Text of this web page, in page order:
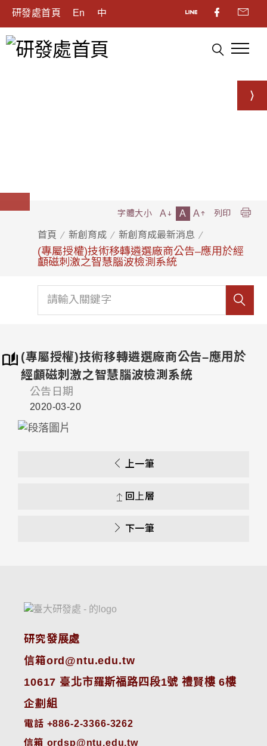
研發處首頁 En 中
首頁 新創育成 新創育成最新消息
(專屬授權)技術移轉遴選廠商公告–應用於經
顱磁刺激之智慧腦波檢測系統
字體大小 A A A 列印
(專屬授權)技術移轉遴選廠商公告–應用於
經顱磁刺激之智慧腦波檢測系統
公告日期
2020-03-20
上一筆
回上層
下一筆
研究發展處
信箱ord@ntu.edu.tw
10617 臺北市羅斯福路四段1號 禮賢樓 6樓
企劃組
電話 +886-2-3366-3262
信箱 ordsp@ntu.edu.tw